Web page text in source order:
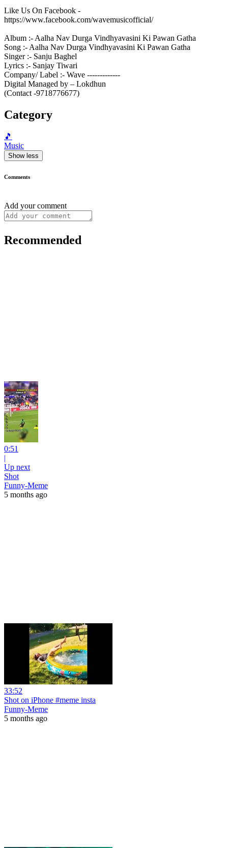
Like Us On Facebook -
https://www.facebook.com/wavemusicofficial/
Album :- Aalha Nav Durga Vindhyavasini Ki Pawan Gatha
Song :- Aalha Nav Durga Vindhyavasini Ki Pawan Gatha
Singer :- Sanju Baghel
Lyrics :- Sanjay Tiwari
Company/ Label :- Wave -------------
Digital Managed by – Lokdhun
(Contact -9718776677)
Category
🎵
Music
Show less
Comments
Add your comment
Recommended
0:51
|
Up next
Shot
Funny-Meme
5 months ago
33:52
Shot on iPhone #meme insta
Funny-Meme
5 months ago